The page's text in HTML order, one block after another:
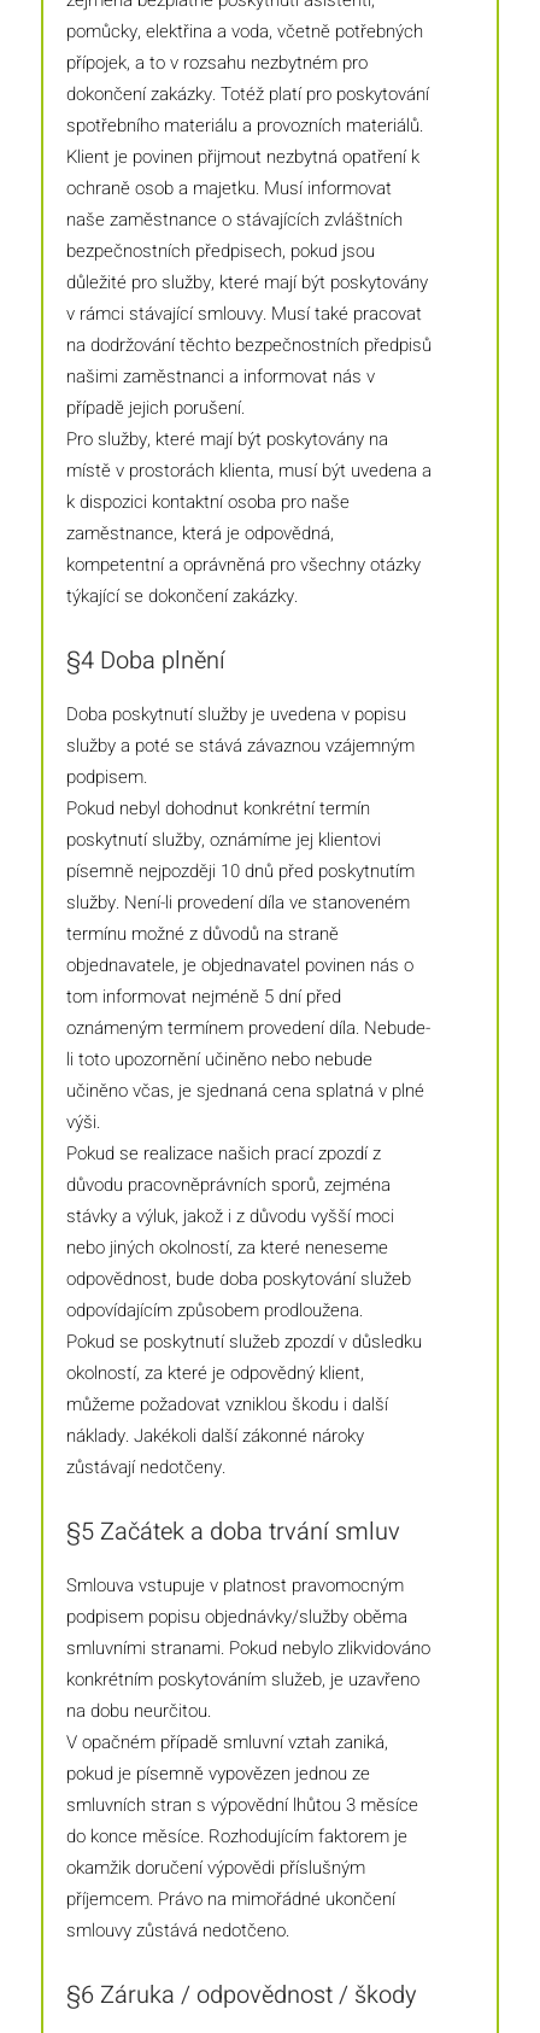
pomůcky, elektřina a voda, včetně potřebných
přípojek, a to v rozsahu nezbytném pro
dokončení zakázky. Totéž platí pro poskytování
spotřebního materiálu a provozních materiálů.
Klient je povinen přijmout nezbytná opatření k
ochraně osob a majetku. Musí informovat
naše zaměstnance o stávajících zvláštních
bezpečnostních předpisech, pokud jsou
důležité pro služby, které mají být poskytovány
v rámci stávající smlouvy. Musí také pracovat
na dodržování těchto bezpečnostních předpisů
našimi zaměstnanci a informovat nás v
případě jejich porušení.
Pro služby, které mají být poskytovány na
místě v prostorách klienta, musí být uvedena a
k dispozici kontaktní osoba pro naše
zaměstnance, která je odpovědná,
kompetentní a oprávněná pro všechny otázky
týkající se dokončení zakázky.
§4 Doba plnění
Doba poskytnutí služby je uvedena v popisu
služby a poté se stává závaznou vzájemným
podpisem.
Pokud nebyl dohodnut konkrétní termín
poskytnutí služby, oznámíme jej klientovi
písemně nejpozději 10 dnů před poskytnutím
služby. Není-li provedení díla ve stanoveném
termínu možné z důvodů na straně
objednavatele, je objednavatel povinen nás o
tom informovat nejméně 5 dní před
oznámeným termínem provedení díla. Nebude-
li toto upozornění učiněno nebo nebude
učiněno včas, je sjednaná cena splatná v plné
výši.
Pokud se realizace našich prací zpozdí z
důvodu pracovněprávních sporů, zejména
stávky a výluk, jakož i z důvodu vyšší moci
nebo jiných okolností, za které neneseme
odpovědnost, bude doba poskytování služeb
odpovídajícím způsobem prodloužena.
Pokud se poskytnutí služeb zpozdí v důsledku
okolností, za které je odpovědný klient,
můžeme požadovat vzniklou škodu i další
náklady. Jakékoli další zákonné nároky
zůstávají nedotčeny.
§5 Začátek a doba trvání smluv
Smlouva vstupuje v platnost pravomocným
podpisem popisu objednávky/služby oběma
smluvními stranami. Pokud nebylo zlikvidováno
konkrétním poskytováním služeb, je uzavřeno
na dobu neurčitou.
V opačném případě smluvní vztah zaniká,
pokud je písemně vypovězen jednou ze
smluvních stran s výpovědní lhůtou 3 měsíce
do konce měsíce. Rozhodujícím faktorem je
okamžik doručení výpovědi příslušným
příjemcem. Právo na mimořádné ukončení
smlouvy zůstává nedotčeno.
§6 Záruka / odpovědnost / škody